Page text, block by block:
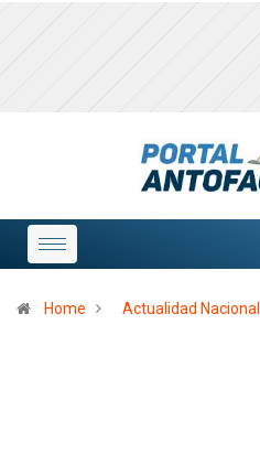
Home Actualidad Nacional